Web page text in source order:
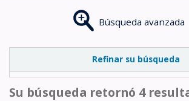
Búsqueda avanzada
Refinar su búsqueda
Su búsqueda retornó 4